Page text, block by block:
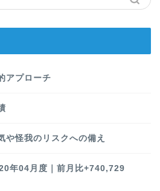
アプローチ
や怪我のリスクへの備え
年04月度｜前月比+740,729